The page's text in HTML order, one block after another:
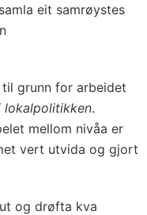
eit samrøystes
grunn for arbeidet
lokalpolitikken.
mellom nivåa er
vert utvida og gjort
og drøfta kva